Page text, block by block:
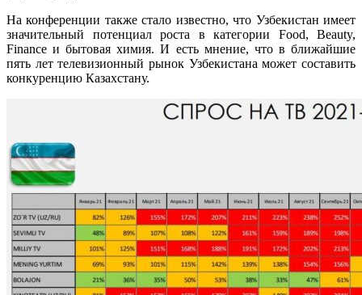
На конференции также стало известно, что Узбекистан имеет
значительный потенциал роста в категории Food, Beauty,
Finance и бытовая химия. И есть мнение, что в ближайшие
пять лет телевизионный рынок Узбекистана может составить
конкуренцию Казахстану.